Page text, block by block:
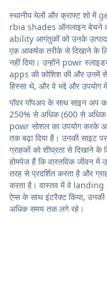
स्थानीय मेलों और क्राफ्ट शो में
rbia shades ऑनलाइन बेचने
ability आगंतुकों को उनके उत्पाद
एक आकर्षक तरीके से दिखाने के
नहीं दिया। उन्होंने powr
apps की कोशिश की और उनमें से
हिस्सा थे, और वे भद्दे और उपयोग
पॉवर पॉपअप के साथ साइन
250% से अधिक (600 से अधिक
powr सोशल का उपयोग करके
तक बढ़ा दिया है। उनकी
ग्राहकों को शीघ्रता से दिखाने
होमपेज हैं कि वास्तविक जीवन में
तरह से प्रदर्शित करता है और
करता है। वास्तव में वे landing
ऐप्स के साथ इंटरैक्ट किया,
अधिक समय तक लगे रहे।